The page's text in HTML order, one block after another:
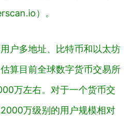
）。
户多地址、比特币和以太坊
算目前全球数字货币交易所
万左右。对于一个货币交
万级别的用户规模相对